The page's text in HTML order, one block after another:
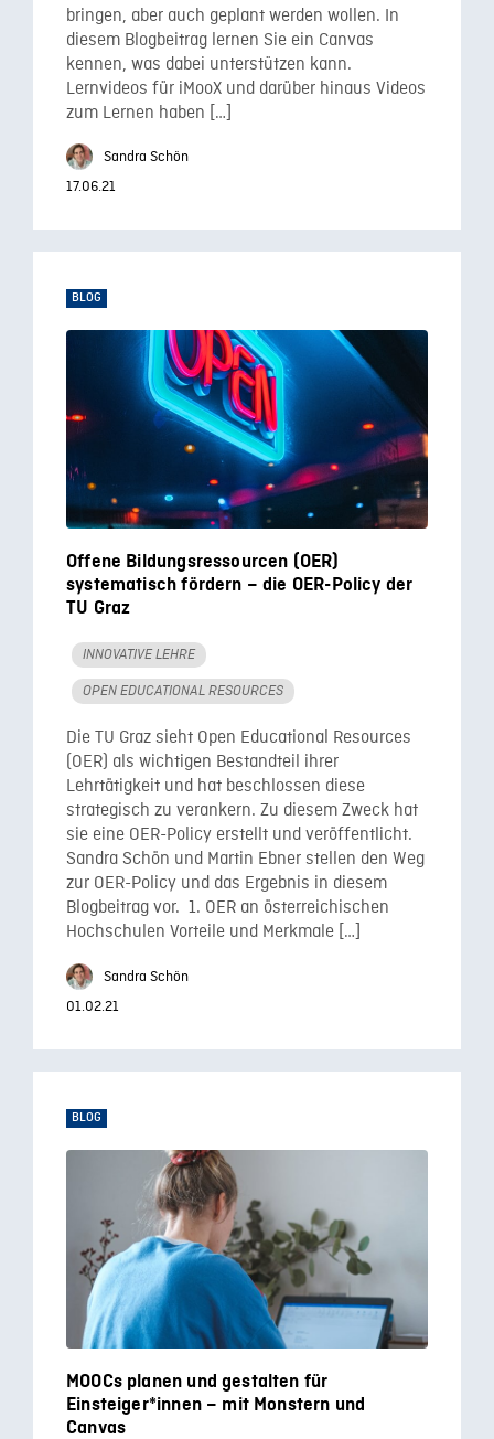
bringen, aber auch geplant werden wollen. In
diesem Blogbeitrag lernen Sie ein Canvas
kennen, was dabei unterstützen kann.
Lernvideos für iMooX und darüber hinaus Videos
zum Lernen haben […]
Sandra Schön
17.06.21
BLOG
Offene Bildungsressourcen (OER)
systematisch fördern – die OER-Policy der
TU Graz
INNOVATIVE LEHRE
OPEN EDUCATIONAL RESOURCES
Die TU Graz sieht Open Educational Resources
(OER) als wichtigen Bestandteil ihrer
Lehrtätigkeit und hat beschlossen diese
strategisch zu verankern. Zu diesem Zweck hat
sie eine OER-Policy erstellt und veröffentlicht.
Sandra Schön und Martin Ebner stellen den Weg
zur OER-Policy und das Ergebnis in diesem
Blogbeitrag vor. 1. OER an österreichischen
Hochschulen Vorteile und Merkmale […]
Sandra Schön
01.02.21
BLOG
MOOCs planen und gestalten für
Einsteiger*innen – mit Monstern und
Canvas